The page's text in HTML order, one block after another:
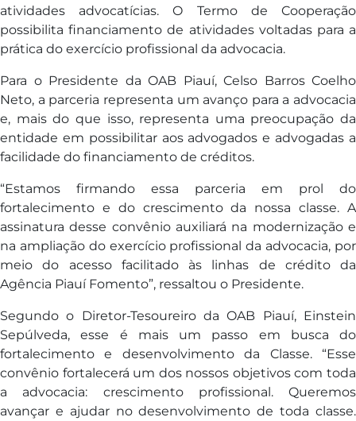
atividades advocatícias. O Termo de Cooperação
possibilita financiamento de atividades voltadas para a
prática do exercício profissional da advocacia.
Para o Presidente da OAB Piauí, Celso Barros Coelho
Neto, a parceria representa um avanço para a advocacia
e, mais do que isso, representa uma preocupação da
entidade em possibilitar aos advogados e advogadas a
facilidade do financiamento de créditos.
“Estamos firmando essa parceria em prol do
fortalecimento e do crescimento da nossa classe. A
assinatura desse convênio auxiliará na modernização e
na ampliação do exercício profissional da advocacia, por
meio do acesso facilitado às linhas de crédito da
Agência Piauí Fomento”, ressaltou o Presidente.
Segundo o Diretor-Tesoureiro da OAB Piauí, Einstein
Sepúlveda, esse é mais um passo em busca do
fortalecimento e desenvolvimento da Classe. “Esse
convênio fortalecerá um dos nossos objetivos com toda
a advocacia: crescimento profissional. Queremos
avançar e ajudar no desenvolvimento de toda classe.